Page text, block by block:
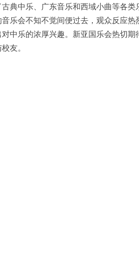
典中乐、广东音乐和西域小曲等各类
乐会不知不觉间便过去，观众反应热
中乐的浓厚兴趣。新亚国乐会热切期
友。